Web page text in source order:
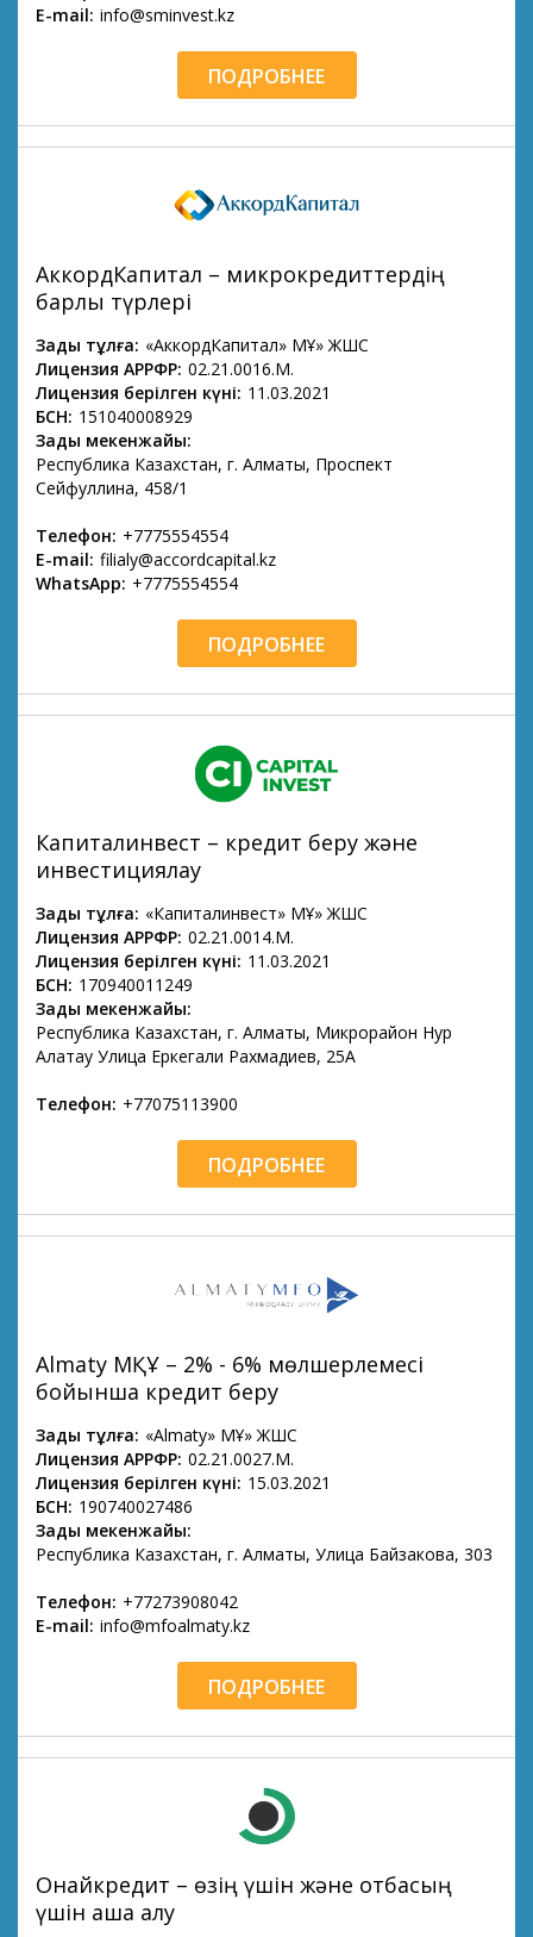
E-mail: info@sminvest.kz
ПОДРОБНЕЕ
АккордКапитал – микрокредиттердің
барлық түрлері
Заңды тұлға: «АккордКапитал» МҚҰ» ЖШС
Лицензия АРРФР: 02.21.0016.М.
Лицензия берілген күні: 11.03.2021
БСН: 151040008929
Заңды мекенжайы:
Республика Казахстан, г. Алматы, Проспект
Сейфуллина, 458/1
Телефон: +7775554554
E-mail: filialy@accordcapital.kz
WhatsApp: +7775554554
ПОДРОБНЕЕ
Капиталинвест – кредит беру және
инвестициялау
Заңды тұлға: «Капиталинвест» МҚҰ» ЖШС
Лицензия АРРФР: 02.21.0014.М.
Лицензия берілген күні: 11.03.2021
БСН: 170940011249
Заңды мекенжайы:
Республика Казахстан, г. Алматы, Микрорайон Нур
Алатау Улица Еркегали Рахмадиев, 25А
Телефон: +77075113900
ПОДРОБНЕЕ
Almaty МҚҰ – 2% - 6% мөлшерлемесі
бойынша кредит беру
Заңды тұлға: «Almaty» МҚҰ» ЖШС
Лицензия АРРФР: 02.21.0027.М.
Лицензия берілген күні: 15.03.2021
БСН: 190740027486
Заңды мекенжайы:
Республика Казахстан, г. Алматы, Улица Байзакова, 303
Телефон: +77273908042
E-mail: info@mfoalmaty.kz
ПОДРОБНЕЕ
Онайкредит – өзің үшін және отбасың
үшін ақша алу